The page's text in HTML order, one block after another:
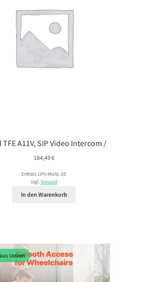
TFE A11V, SIP Video Intercom /
184,49€
Enthält 19% MwSt. DE
zzgl.Versand
In den Warenkorb
Uelzen